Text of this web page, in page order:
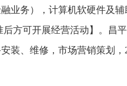
业务），计算机软硬件及
方可开展经营活动】。昌
装、维修，市场营销策划